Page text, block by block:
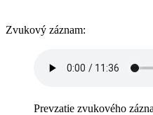
Zvukový záznam:
Prevzatie zvukového